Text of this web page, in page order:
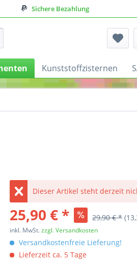
Sichere Bezahlung
Kunststoffzisternen
Dieser Artikel steht derzeit
25,90 € * 29,90 € *
inkl. MwSt.zzgl. Versandkosten
Versandkostenfreie Lieferung!
Lieferzeit ca. 5 Tage